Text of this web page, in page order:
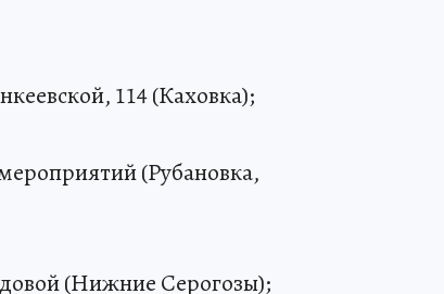
114 (Каховка);
(Рубановка,
(Нижние Серогозы);